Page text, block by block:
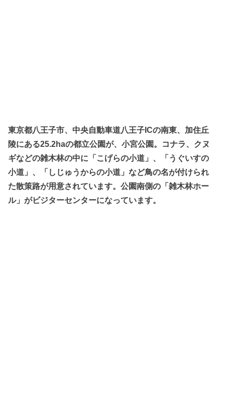
東京都八王子市、中央自動車道八王子ICの南東、加住丘
陵にある25.2haの都立公園が、小宮公園。コナラ、クヌ
ギなどの雑木林の中に「こげらの小道」、「うぐいすの
小道」、「しじゅうからの小道」など鳥の名が付けられ
た散策路が用意されています。公園南側の「雑木林ホー
ル」がビジターセンターになっています。